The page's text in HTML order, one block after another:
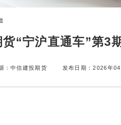
货“宁沪直通车”第
：中信建投期货 发布日期：2026年